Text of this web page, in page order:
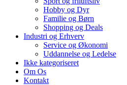
Hobby og Dyr
Familie og Børn
Shopping og Deals
Industri og Erhverv
Service og Økonomi
Uddannelse og Ledelse
Ikke kategoriseret
Om Os
Kontakt